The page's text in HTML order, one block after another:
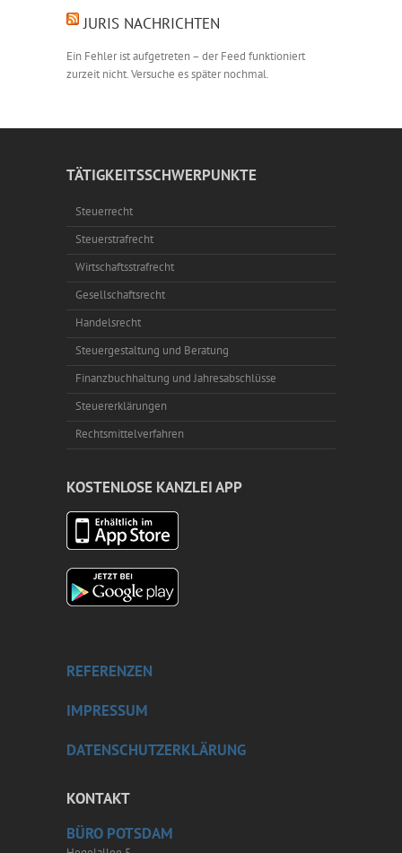
JURIS NACHRICHTEN
Ein Fehler ist aufgetreten – der Feed funktioniert
zurzeit nicht. Versuche es später nochmal.
TÄTIGKEITSSCHWERPUNKTE
Steuerrecht
Steuerstrafrecht
Wirtschaftsstrafrecht
Gesellschaftsrecht
Handelsrecht
Steuergestaltung und Beratung
Finanzbuchhaltung und Jahresabschlüsse
Steuererklärungen
Rechtsmittelverfahren
KOSTENLOSE KANZLEI APP
REFERENZEN
IMPRESSUM
DATENSCHUTZERKLÄRUNG
KONTAKT
BÜRO POTSDAM